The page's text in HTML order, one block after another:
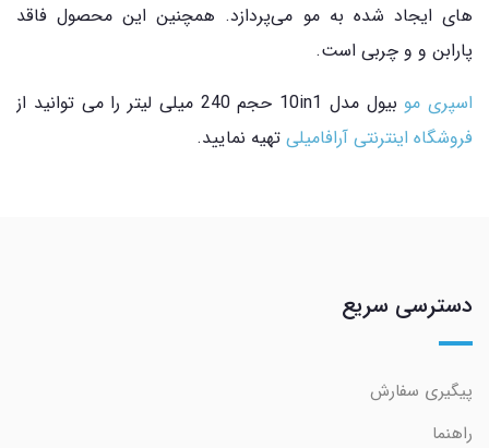
های ایجاد شده به مو می‌پردازد. همچنین این محصول فاقد
پارابن و و چربی است.
اسپری مو بیول مدل 10in1 حجم 240 میلی لیتر را می توانید از
فروشگاه اینترنتی آرافامیلی تهیه نمایید.
دسترسی سریع
پیگیری سفارش
راهنما